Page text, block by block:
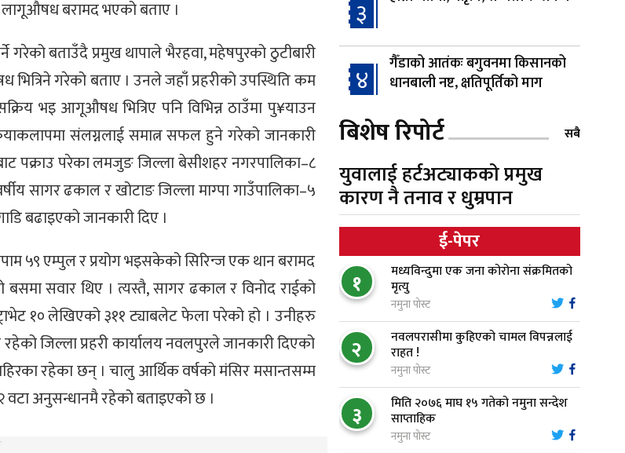
लागूऔषध बरामद भएको बताए ।
बताउँदै प्रमुख थापाले भैरहवा, महेषपुरको ठुटीबारी
गरेको बताए । उनले जहाँ प्रहरीको उपस्थिति कम
भइ आगूऔषध भित्रिए पनि विभिन्न ठाउँमा पु¥याउन
संलग्नलाई समात्न सफल हुने गरेको जानकारी
पक्राउ परेका लमजुङ जिल्ला बेसीशहर नगरपालिका–८
सागर ढकाल र खोटाङ जिल्ला माग्पा गाउँपालिका–५
बढाइएको जानकारी दिए ।
५९ एम्पुल र प्रयोग भइसकेको सिरिन्ज एक थान बरामद
सवार थिए । त्यस्तै, सागर ढकाल र विनोद राईको
१० लेखिएको ३११ ट्याबलेट फेला परेको हो । उनीहरु
जिल्ला प्रहरी कार्यालय नवलपुरले जानकारी दिएको
रहेका छन् । चालु आर्थिक वर्षको मंसिर मसान्तसम्म
वटा अनुसन्धानमै रहेको बताइएको छ ।
३
४
गैँडाको आतंकः बगुवनमा किसानको
धानबाली नष्ट, क्षतिपूर्तिको माग
५
स्थापनाको एक दशकपछि विनयी
शिलान्यास
६
भरतपुर अस्पतालद्वारा आइसियुमा
प्रतिक्षारत बिरामीको नाम ‘डिस्प्ले
७
नारायणघाट–बुटवल सडकमा
‘क्यानोपी ब्रिज’ निर्माण
८
मौलाकालिकाको १८८२ खुड्किला :
आस्था र आरोग्यको‘ ‘सर्ट हाइकिङ’
९ वन उद्यममा जोडिँदै नवलपुरका महिला
बिशेष रिपोर्ट सबै
युवालाई हर्टअट्याकको प्रमुख
कारण नै तनाव र धुम्रपान
ई-पेपर
१ मध्यविन्दुमा एक जना कोरोना संक्रमितको
मृत्यु
नमुना पोस्ट
२ नवलपरासीमा कुहिएको चामल विपन्नलाई
राहत !
नमुना पोस्ट
३ मिति २०७६ माघ १५ गतेको नमुना सन्देश
साप्ताहिक
नमुना पोस्ट